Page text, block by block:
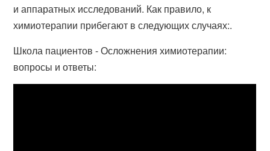
и аппаратных исследований. Как правило, к
химиотерапии прибегают в следующих случаях:.
Школа пациентов - Осложнения химиотерапии:
вопросы и ответы: